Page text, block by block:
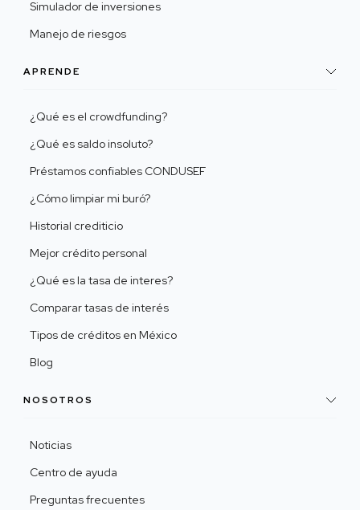
Simulador de inversiones
Manejo de riesgos
APRENDE
¿Qué es el crowdfunding?
¿Qué es saldo insoluto?
Préstamos confiables CONDUSEF
¿Cómo limpiar mi buró?
Historial crediticio
Mejor crédito personal
¿Qué es la tasa de interes?
Comparar tasas de interés
Tipos de créditos en México
Blog
NOSOTROS
Noticias
Centro de ayuda
Preguntas frecuentes